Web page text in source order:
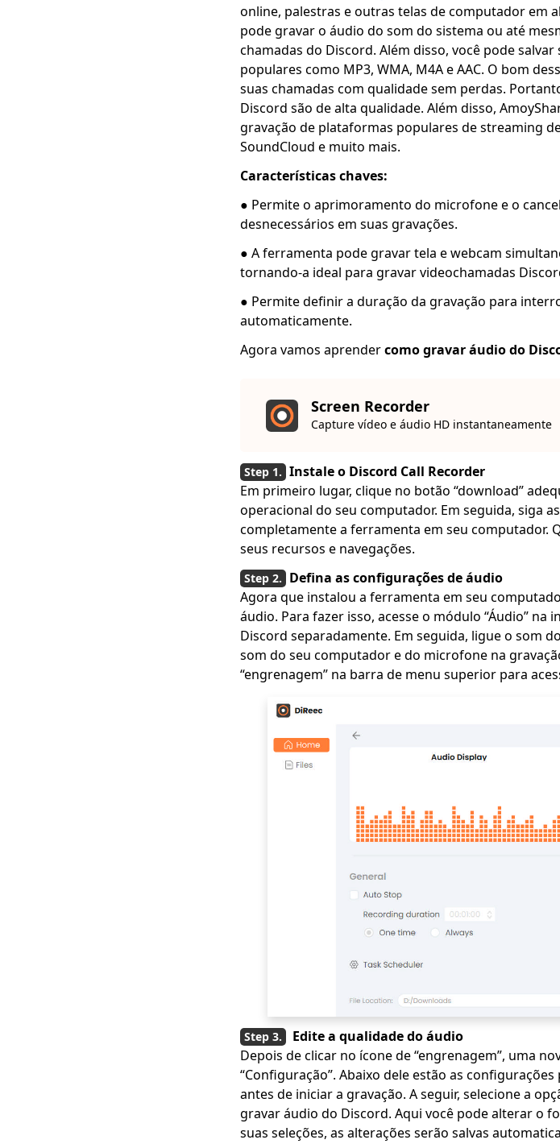
online, palestras e outras telas de computador em
pode gravar o áudio do som do sistema ou até
chamadas do Discord. Além disso, você pode
populares como MP3, WMA, M4A e AAC. O bom
suas chamadas com qualidade sem perdas.
Discord são de alta qualidade. Além disso,
gravação de plataformas populares de streaming
SoundCloud e muito mais.
Características chaves:
● Permite o aprimoramento do microfone e o
desnecessários em suas gravações.
● A ferramenta pode gravar tela e webcam
tornando-a ideal para gravar videochamadas
● Permite definir a duração da gravação para
automaticamente.
Agora vamos aprendercomo gravar áudio do
Screen Recorder
Capture vídeo e áudio HD instantaneamente
Instale o Discord Call Recorder
Em primeiro lugar, clique no botão “download”
operacional do seu computador. Em seguida, siga
completamente a ferramenta em seu computador.
seus recursos e navegações.
Defina as configurações de áudio
Agora que instalou a ferramenta em seu
áudio. Para fazer isso, acesse o módulo “Áudio”
Discord separadamente. Em seguida, ligue o som
som do seu computador e do microfone na
“engrenagem” na barra de menu superior para
Edite a qualidade do áudio
Depois de clicar no ícone de “engrenagem”, uma
“Configuração”. Abaixo dele estão as
antes de iniciar a gravação. A seguir, selecione a
gravar áudio do Discord. Aqui você pode alterar o
suas seleções, as alterações serão salvas